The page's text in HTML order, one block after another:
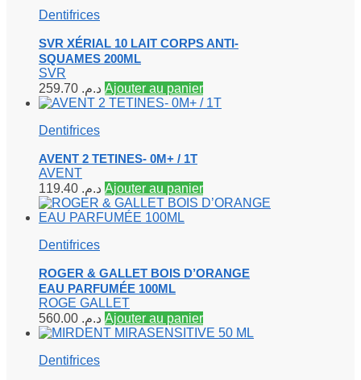
Dentifrices
SVR XÉRIAL 10 LAIT CORPS ANTI-
SQUAMES 200ML
SVR
د.م. Ajouter au panier
Dentifrices
AVENT 2 TETINES- 0M+ / 1T
AVENT
د.م. Ajouter au panier
Dentifrices
ROGER & GALLET BOIS D’ORANGE
EAU PARFUMÉE 100ML
ROGE GALLET
د.م. Ajouter au panier
Dentifrices